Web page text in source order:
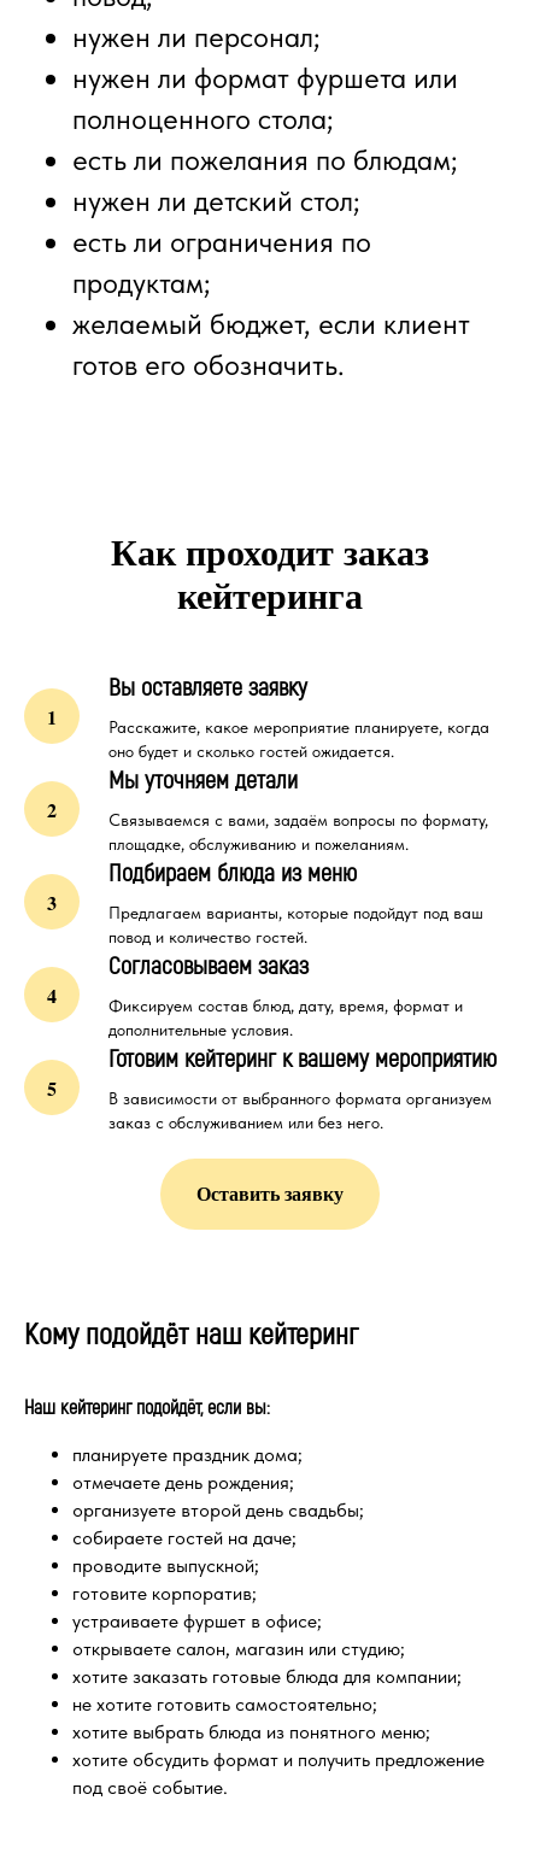
нужен ли персонал;
нужен ли формат фуршета или
полноценного стола;
есть ли пожелания по блюдам;
нужен ли детский стол;
есть ли ограничения по
продуктам;
желаемый бюджет, если клиент
готов его обозначить.
Как проходит заказ
кейтеринга
Вы оставляете заявку
Расскажите, какое мероприятие планируете, когда
оно будет и сколько гостей ожидается.
Мы уточняем детали
Связываемся с вами, задаём вопросы по формату,
площадке, обслуживанию и пожеланиям.
Подбираем блюда из меню
Предлагаем варианты, которые подойдут под ваш
повод и количество гостей.
Согласовываем заказ
Фиксируем состав блюд, дату, время, формат и
дополнительные условия.
Готовим кейтеринг к вашему мероприятию
В зависимости от выбранного формата организуем
заказ с обслуживанием или без него.
Оставить заявку
Кому подойдёт наш кейтеринг
Наш кейтеринг подойдёт, если вы:
планируете праздник дома;
отмечаете день рождения;
организуете второй день свадьбы;
собираете гостей на даче;
проводите выпускной;
готовите корпоратив;
устраиваете фуршет в офисе;
открываете салон, магазин или студию;
хотите заказать готовые блюда для компании;
не хотите готовить самостоятельно;
хотите выбрать блюда из понятного меню;
хотите обсудить формат и получить предложение
под своё событие.